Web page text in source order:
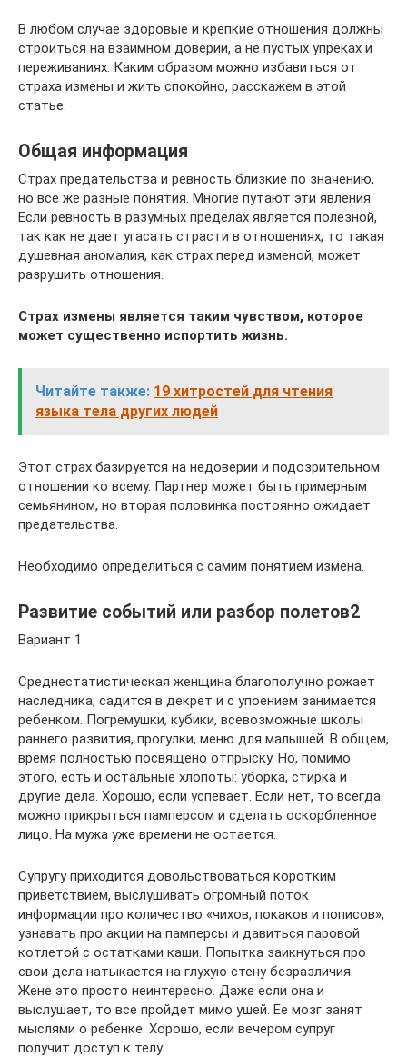
В любом случае здоровые и крепкие отношения должны
строиться на взаимном доверии, а не пустых упреках и
переживаниях. Каким образом можно избавиться от
страха измены и жить спокойно, расскажем в этой
статье.
Общая информация
Страх предательства и ревность близкие по значению,
но все же разные понятия. Многие путают эти явления.
Если ревность в разумных пределах является полезной,
так как не дает угасать страсти в отношениях, то такая
душевная аномалия, как страх перед изменой, может
разрушить отношения.
Страх измены является таким чувством, которое
может существенно испортить жизнь.
Читайте также: 19 хитростей для чтения
языка тела других людей
Этот страх базируется на недоверии и подозрительном
отношении ко всему. Партнер может быть примерным
семьянином, но вторая половинка постоянно ожидает
предательства.
Необходимо определиться с самим понятием измена.
Развитие событий или разбор полетов2
Вариант 1
Среднестатистическая женщина благополучно рожает
наследника, садится в декрет и с упоением занимается
ребенком. Погремушки, кубики, всевозможные школы
раннего развития, прогулки, меню для малышей. В общем,
время полностью посвящено отпрыску. Но, помимо
этого, есть и остальные хлопоты: уборка, стирка и
другие дела. Хорошо, если успевает. Если нет, то всегда
можно прикрыться памперсом и сделать оскорбленное
лицо. На мужа уже времени не остается.
Супругу приходится довольствоваться коротким
приветствием, выслушивать огромный поток
информации про количество «чихов, покаков и пописов»,
узнавать про акции на памперсы и давиться паровой
котлетой с остатками каши. Попытка заикнуться про
свои дела натыкается на глухую стену безразличия.
Жене это просто неинтересно. Даже если она и
выслушает, то все пройдет мимо ушей. Ее мозг занят
мыслями о ребенке. Хорошо, если вечером супруг
получит доступ к телу.